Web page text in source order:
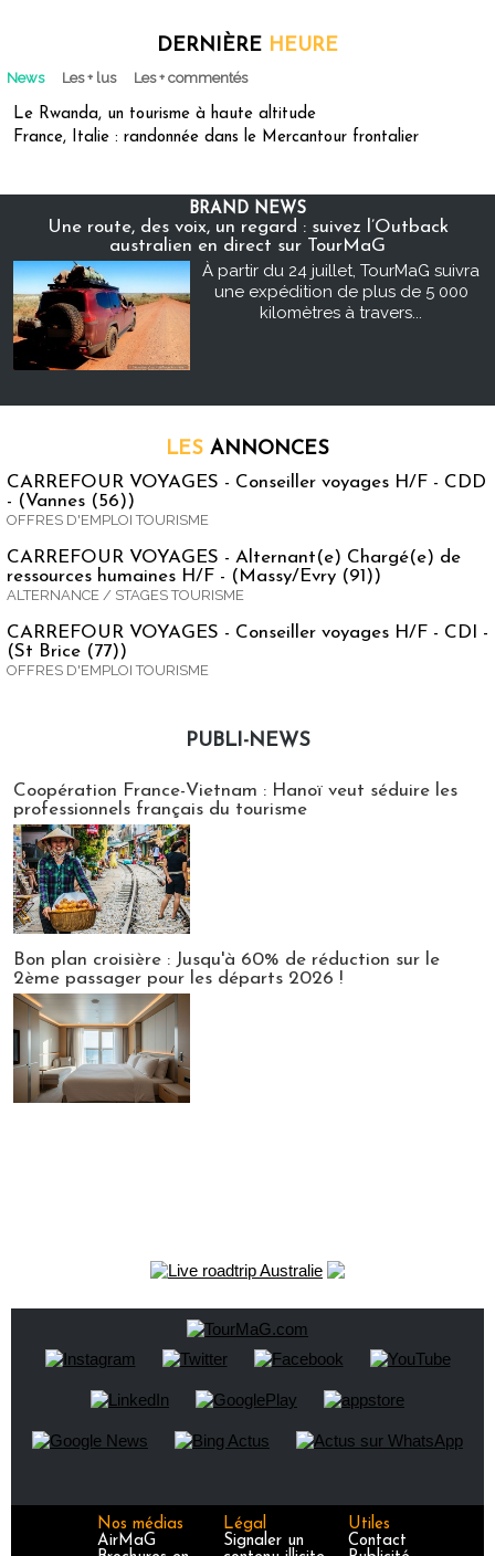
DERNIÈRE HEURE
News Les + lus Les + commentés
Le Rwanda, un tourisme à haute altitude
France, Italie : randonnée dans le Mercantour frontalier
BRAND NEWS
Une route, des voix, un regard : suivez l’Outback
australien en direct sur TourMaG
À partir du 24 juillet, TourMaG suivra
une expédition de plus de 5 000
kilomètres à travers...
LES ANNONCES
CARREFOUR VOYAGES - Conseiller voyages H/F - CDD
- (Vannes (56))
OFFRES D'EMPLOI TOURISME
CARREFOUR VOYAGES - Alternant(e) Chargé(e) de
ressources humaines H/F - (Massy/Evry (91))
ALTERNANCE / STAGES TOURISME
CARREFOUR VOYAGES - Conseiller voyages H/F - CDI -
(St Brice (77))
OFFRES D'EMPLOI TOURISME
PUBLI-NEWS
Coopération France-Vietnam : Hanoï veut séduire les
professionnels français du tourisme
Bon plan croisière : Jusqu'à 60% de réduction sur le
2ème passager pour les départs 2026 !
Nos médias
AirMaG
Légal
Signaler un
Utiles
Contact